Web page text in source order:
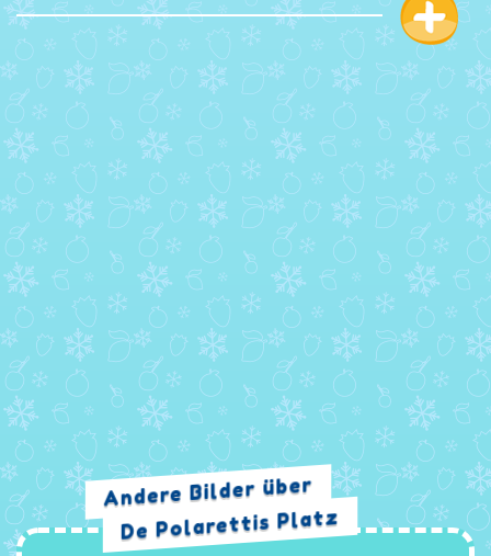
Andere Bilder über
De Polarettis Platz